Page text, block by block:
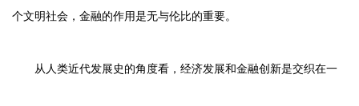
个文明社会，金融的作用是无与伦比的重要。
从人类近代发展史的角度看，经济发展和金融创新是交织在一